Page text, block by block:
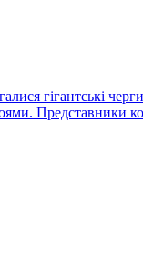
гігантські
Представники